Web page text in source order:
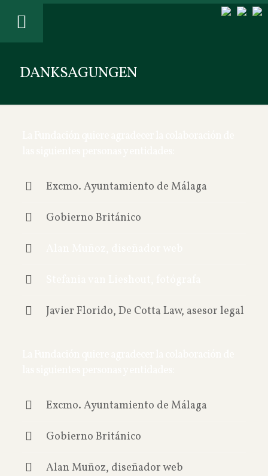
DANKSAGUNGEN
Excmo. Ayuntamiento de Málaga
Gobierno Británico
Javier Florido, De Cotta Law, asesor legal
Excmo. Ayuntamiento de Málaga
Gobierno Británico
Alan Muñoz, diseñador web